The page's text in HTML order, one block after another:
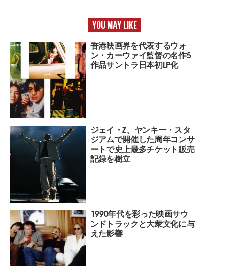
YOU MAY LIKE
香港映画界を代表するウォ
ン・カーウァイ監督の名作5
作品サントラ日本初LP化
ジェイ・Z、ヤンキー・スタ
ジアムで開催した周年コンサ
ートで史上最多チケット販売
記録を樹立
1990年代を彩った映画サウ
ンドトラックと大衆文化に与
えた影響